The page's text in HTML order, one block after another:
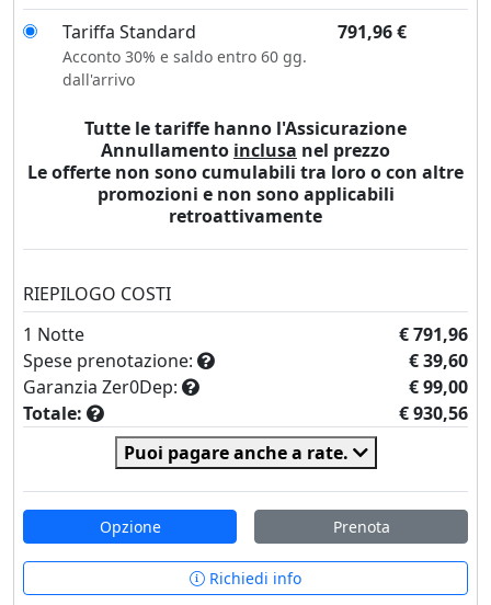
Tariffa Standard
791,96€
Acconto 30% e saldo entro 60 gg.
dall'arrivo
Tutte le tariffe hanno l'Assicurazione
Annullamento inclusa nel prezzo
Le offerte non sono cumulabili tra loro o con altre
promozioni e non sono applicabili
retroattivamente
RIEPILOGO COSTI
1 Notte
€ 791,96
Spese prenotazione:
€ 39,60
Garanzia Zer0Dep:
€ 99,00
Totale:
€ 930,56
Puoi pagare anche a rate.
Opzione Prenota
Richiedi info